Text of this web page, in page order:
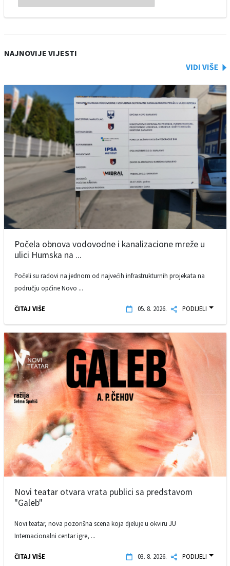
NAJNOVIJE VIJESTI
Počela obnova vodovodne i kanalizacione mreže u
ulici Humska na ...
Počeli su radovi na jednom od najvećih infrastrukturnih projekata na
području općine Novo ...
ČITAJ VIŠE 05. 8. 2026. PODIJELI
Novi teatar otvara vrata publici sa predstavom
"Galeb"
Novi teatar, nova pozorišna scena koja djeluje u okviru JU
Internacionalni centar igre, ...
ČITAJ VIŠE 03. 8. 2026. PODIJELI